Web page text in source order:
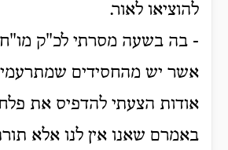
להוציאו לאור.
- בה בשעה מסרתי לכ"ק
אשר יש מהחסידים
אודות הצעתי להדפיס את פלח
באמרם שאנו אין לנו אלא